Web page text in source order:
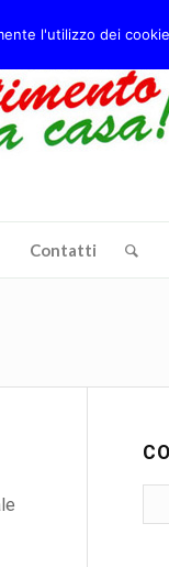
Contatti
l'utilizzo dei